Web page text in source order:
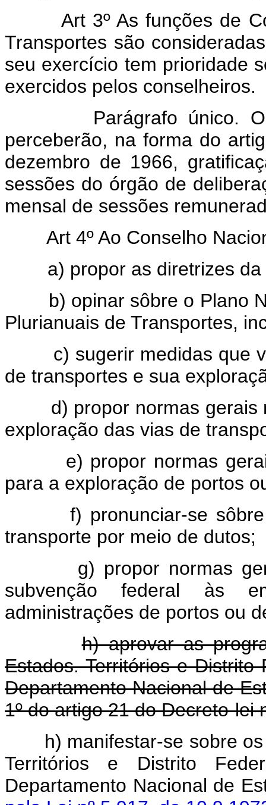
Art 3º As funções de
Transportes são
seu exercício tem prioridade
exercidos pelos conselheiros.
Parágrafo único. Os
perceberão, na forma do
dezembro de 1966,
sessões do órgão de
mensal de sessões
Art 4º Ao Conselho
a) propor as diretrizes da
b) opinar sôbre o Plano
Plurianuais de Transportes,
c) sugerir medidas que
de transportes e sua
d) propor normas gerais
exploração das vias de
e) propor normas gerais
para a exploração de portos
f) pronunciar-se sôbre
transporte por meio de dutos;
g) propor normas
subvenção federal às
administrações de portos ou
h) aprovar as
Estados. Territórios e
Departamento Nacional de
1º do artigo 21 do Decreto-lei
h) manifestar-se sobre
Territórios e Distrito
Departamento Nacional de